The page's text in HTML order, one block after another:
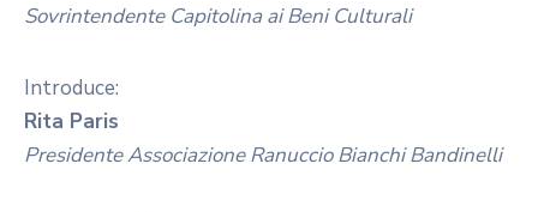
Sovrintendente Capitolina ai Beni Culturali
Introduce:
Rita Paris
Presidente Associazione Ranuccio Bianchi Bandinelli